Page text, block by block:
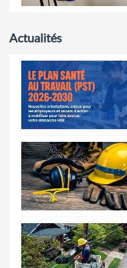
Actualités